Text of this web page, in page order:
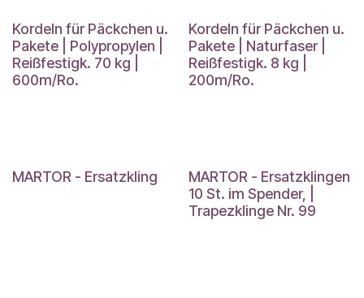
Kordeln für Päckchen u.
Pakete | Polypropylen |
Reißfestigk. 70 kg |
600m/Ro.
Kordeln für Päckchen u.
Pakete | Naturfaser |
Reißfestigk. 8 kg |
200m/Ro.
MARTOR - Ersatzkling
MARTOR - Ersatzklingen
10 St. im Spender, |
Trapezklinge Nr. 99